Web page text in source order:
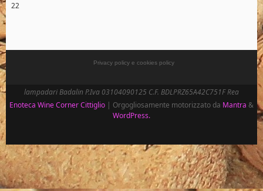
22
Privacy policy e cookies policy
lampadari Badalin P.Iva 03104090125 C.F. BDLPRZ65A42C751F Rea
Enoteca Wine Corner Cittiglio | Orgogliosamente motorizzato da Mantra &
WordPress.